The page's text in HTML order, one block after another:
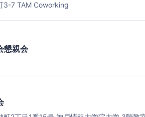
3-7 TAM Coworking
懇親会